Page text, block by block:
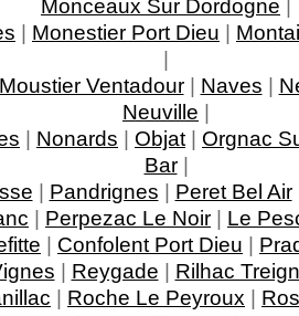
Monceaux Sur Dordogne |
| Monestier Port Dieu |
|
Moustier Ventadour| Naves |
Neuville |
| Nonards | Objat | Orgnac
Bar|
| Pandrignes | Peret Bel Air
| Perpezac Le Noir | Le
| Confolent Port Dieu |
| Reygade | Rilhac
| Roche Le Peyroux |